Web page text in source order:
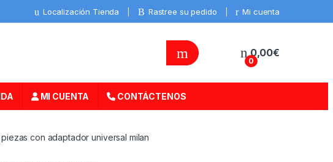
Localización Tienda Rastree su pedido Mi cuenta
0
0,00€
MI CUENTA CONTÁCTENOS
con adaptador universal milan